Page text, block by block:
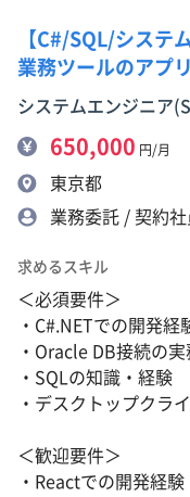
【C#/SQL/システ
業務ツールのアプ
システムエンジニア
650,000 円/月
東京都
業務委託 / 契約社
求めるスキル
＜必須要件＞
・C#.NETでの開発経
・Oracle DB接続の
・SQLの知識・経験
・デスクトップクラ
＜歓迎要件＞
・Reactでの開発経験